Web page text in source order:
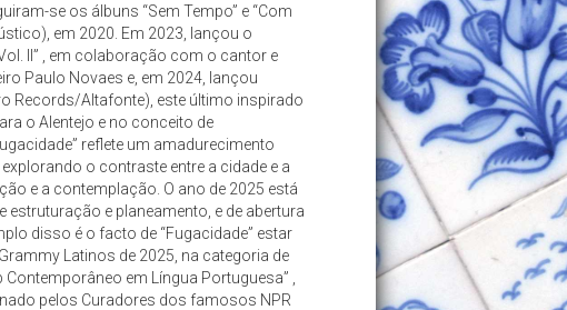
se os álbuns “Sem Tempo” e “Com
em 2020. Em 2023, lançou o
II” , em colaboração com o cantor e
Paulo Novaes e, em 2024, lançou
Records/Altafonte), este último inspirado
o Alentejo e no conceito de
reflete um amadurecimento
o contraste entre a cidade e a
e a contemplação. O ano de 2025 está
estruturação e planeamento, e de abertura
disso é o facto de “Fugacidade” estar
Latinos de 2025, na categoria de
Contemporâneo em Língua Portuguesa” ,
pelos Curadores dos famosos NPR